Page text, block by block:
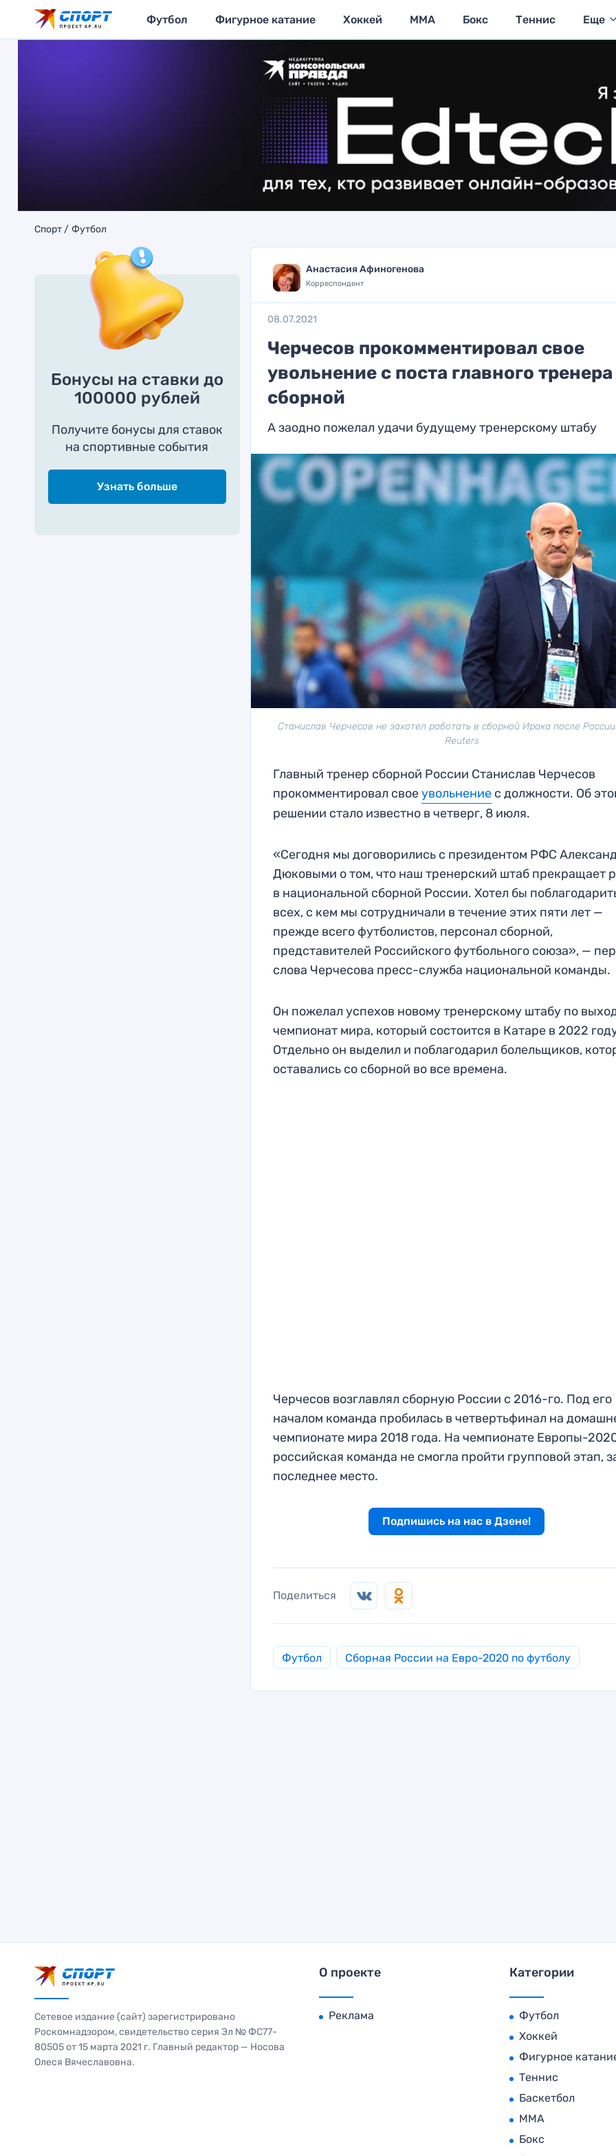
Футбол Фигурное катание Хоккей MMA Бокс Теннис Еще
Спорт Футбол
Бонусы на ставки до
100000 рублей
Получите бонусы для ставок
на спортивные события
Узнать больше
Анастасия Афиногенова
Корреспондент
08.07.2021
Черчесов прокомментировал свое
увольнение с поста главного тренера
сборной
А заодно пожелал удачи будущему тренерскому штабу
Станислав Черчесов не захотел работать в сборной Ирака после
Reuters
Главный тренер сборной России Станислав Черчесов
прокомментировал своеувольнение с должности. Об
решении стало известно в четверг, 8 июля.
«Сегодня мы договорились с президентом РФС
Дюковыми о том, что наш тренерский штаб прекращает
в национальной сборной России. Хотел бы
всех, с кем мы сотрудничали в течение этих пяти лет —
прежде всего футболистов, персонал сборной,
представителей Российского футбольного союза», —
слова Черчесова пресс-служба национальной команды.
Он пожелал успехов новому тренерскому штабу по
чемпионат мира, который состоится в Катаре в 2022
Отдельно он выделил и поблагодарил болельщиков,
оставались со сборной во все времена.
Черчесов возглавлял сборную России с 2016-го. Под его
началом команда пробилась в четвертьфинал на
чемпионате мира 2018 года. На чемпионате Европы-
российская команда не смогла пройти групповой этап,
последнее место.
Подпишись на нас в Дзене!
Поделиться
Футбол Сборная России на Евро-2020 по футболу
Сетевое издание (сайт) зарегистрировано
Роскомнадзором, свидетельство серия Эл № ФС77-
80505 от 15 марта 2021 г. Главный редактор — Носова
Олеся Вячеславовна.
О проекте
Реклама
Категории
Футбол
Хоккей
Фигурное
Теннис
Баскетбол
MMA
Бокс